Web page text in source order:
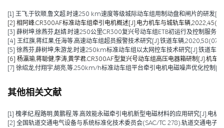
[1] 王飞,于钦顺,鲁文超.时速250 km速度等级城际动车组用制动盘和闸片的研发
[2] 相阿峰.CR300AF标准动车组牵引电机概述[J].电力机车与城轨车辆
[3] 薛树坤,徐燕芬,赵婧.时速250公里CR300复兴号动车组ETB初运行及控制服务
[4] 王红旗,蒋红果,任海等.高速动车组超员报警技术研究[J].铁道车辆
[5] 徐燕芬,薛树坤,朱游龙.时速250km标准动车组以太网控车技术研究[J].铁道车
[6] 杨瀛瑜,蒋聪健,李涛,黄学君.CR300AF型复兴号动车组高压电器箱研制[J].机
[7] 徐绍龙,付翔宇,胡亮,等.250km/h标准动车组平台牵引电机电磁噪声优化控制
其他相关文献
[1] 槐孝纪,程路明,黄鹏程,等.高效能永磁牵引电机新型电磁材料的应用研究[J].电
[2] 全国轨道交通电气设备与系统标准化技术委员会(SAC/TC 278).轨道交通电